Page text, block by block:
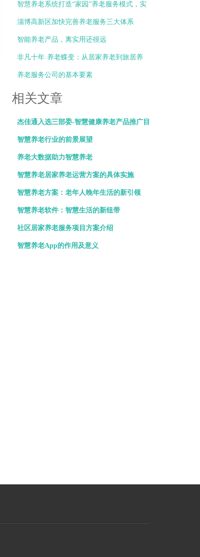
吗？
智慧养老系统打造“家园”养老服务模式，实
现“就地养老”
淄博高新区加快完善养老服务三大体系
智能养老产品，离实用还很远
非凡十年·养老蝶变：从居家养老到旅居养
老，资深“候鸟”天南地北飞
养老服务公司的基本要素
相关文章
杰佳通入选三部委-智慧健康养老产品推广目
录
智慧养老行业的前景展望
养老大数据助力智慧养老
智慧养老居家养老运营方案的具体实施
智慧养老方案：老年人晚年生活的新引领
智慧养老软件：智慧生活的新纽带
社区居家养老服务项目方案介绍
智慧养老App的作用及意义